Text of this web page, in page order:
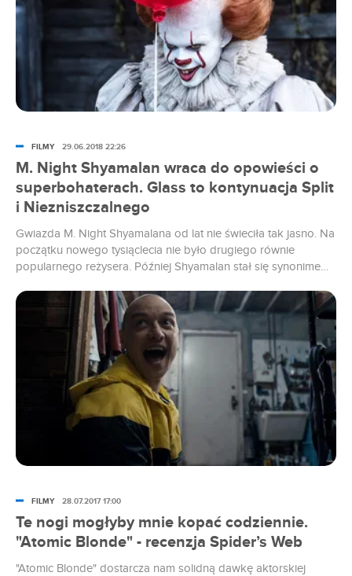
M. Night Shyamalan wraca do opowieści o
superbohaterach. Glass to kontynuacja Split
i Niezniszczalnego
Gwiazda M. Night Shyamalana od lat nie świeciła tak jasno. Na
początku nowego tysiąclecia nie było drugiego równie
popularnego reżysera. Później Shyamalan stał się synonimem
dał Split z 2017. A znamy już pierwsze informacje na temat
jego sequelu, Glass.
FILMY 29.06.2018 22:26
Te nogi mogłyby mnie kopać codziennie.
"Atomic Blonde" - recenzja Spider’s Web
"Atomic Blonde" dostarcza nam solidną dawkę aktorskiej
FILMY 28.07.2017 17:00